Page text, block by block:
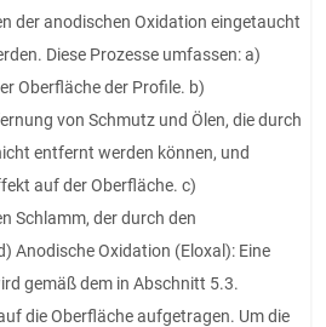
der anodischen Oxidation eingetaucht
Diese Prozesse umfassen: a)
Oberfläche der Profile. b)
von Schmutz und Ölen, die durch
entfernt werden können, und
auf der Oberfläche. c)
Schlamm, der durch den
Anodische Oxidation (Eloxal): Eine
gemäß dem in Abschnitt 5.3.
die Oberfläche aufgetragen. Um die